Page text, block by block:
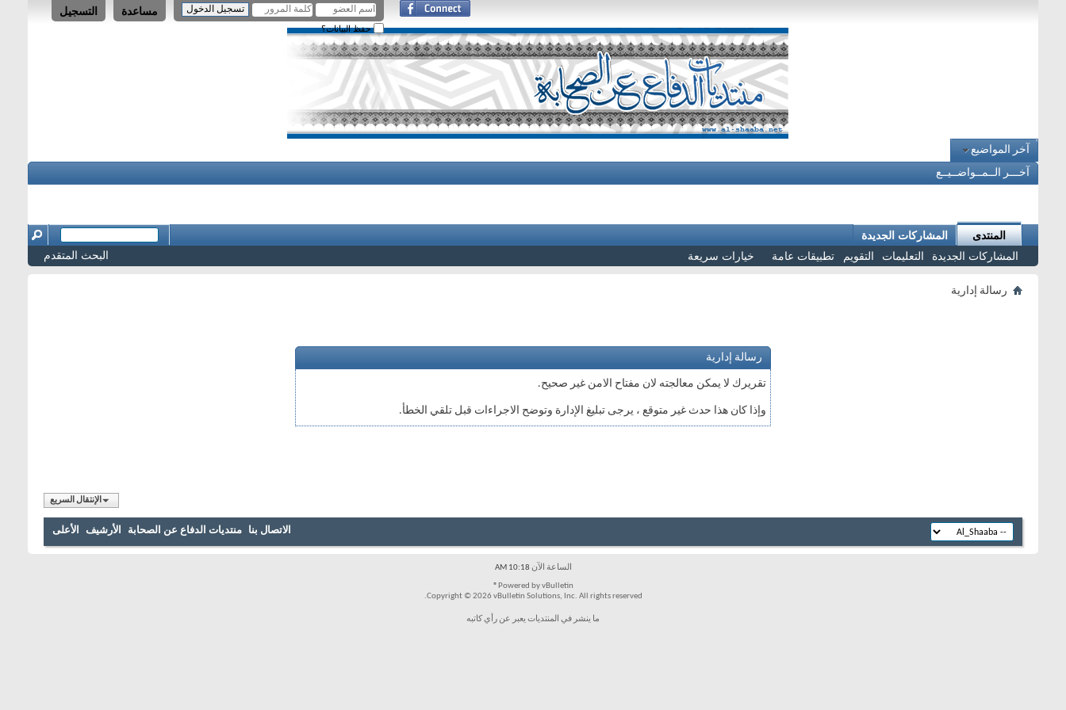
التسجيل مساعدة
حفظ البيانات؟
آخر المواضيع
آخـــر الــمــواضــيــع
المنتدى
المشاركات الجديدة
التعليمات التقويم تطبيقات عامة خيارات سريعة
المشاركات الجديدة
البحث المتقدم
رسالة إدارية
رسالة إدارية
تقريرك لا يمكن معالجته لان مفتاح الامن غير صحيح.
وإذا كان هذا حدث غير متوقع ، يرجى تبليغ الإدارة وتوضح الاجراءات قبل تلقي الخطأ.
الإنتقال السريع
الاتصال بنا منتديات الدفاع عن الصحابة الأرشيف الأعلى
الساعة الآن 10:18 AM
Powered by vBulletin®
Copyright © 2026 vBulletin Solutions, Inc. All rights reserved.
ما ينشر في المنتديات يعبر عن رأي كاتبه